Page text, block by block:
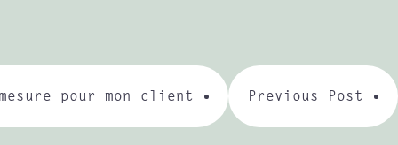
Previous Post
pour mon client